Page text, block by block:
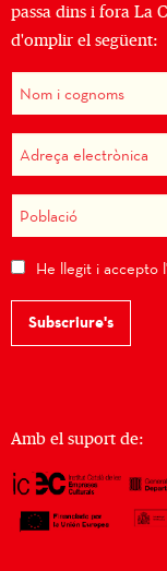
passa dins i fora La
d'omplir el següent:
He llegit i accepto l'
Subscriure's
Amb el suport de: